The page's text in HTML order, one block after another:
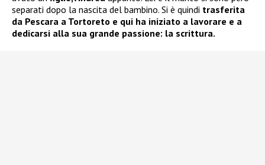
separati dopo la nascita del bambino. Si è quindi trasferita
da Pescara a Tortoreto e qui ha iniziato a lavorare e a
dedicarsi alla sua grande passione: la scrittura.